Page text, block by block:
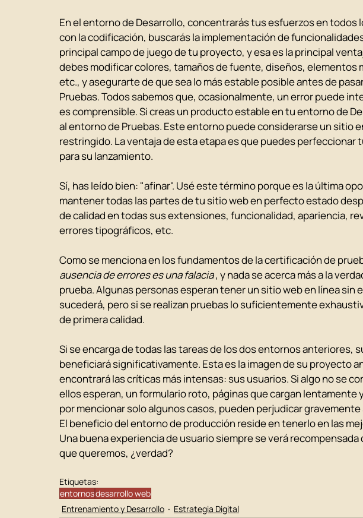
En el entorno de Desarrollo, concentrarás tus esfuerzos en todos
con la codificación, buscarás la implementación de
principal campo de juego de tu proyecto, y esa es la principal
debes modificar colores, tamaños de fuente, diseños, elementos
etc., y asegurarte de que sea lo más estable posible antes de
Pruebas. Todos sabemos que, ocasionalmente, un error puede
es comprensible. Si creas un producto estable en tu entorno de
al entorno de Pruebas. Este entorno puede considerarse un sitio
restringido. La ventaja de esta etapa es que puedes perfeccionar
para su lanzamiento.
Sí, has leído bien: "afinar". Usé este término porque es la última
mantener todas las partes de tu sitio web en perfecto estado
de calidad en todas sus extensiones, funcionalidad, apariencia,
errores tipográficos, etc.
Como se menciona en los fundamentos de la certificación de
ausencia de errores es una falacia, y nada se acerca más a la
prueba. Algunas personas esperan tener un sitio web en línea sin
sucederá, pero si se realizan pruebas lo suficientemente
de primera calidad.
Si se encarga de todas las tareas de los dos entornos anteriores,
beneficiará significativamente. Esta es la imagen de su proyecto
encontrará las críticas más intensas: sus usuarios. Si algo no se
ellos esperan, un formulario roto, páginas que cargan lentamente
por mencionar solo algunos casos, pueden perjudicar
El beneficio del entorno de producción reside en tenerlo en las
Una buena experiencia de usuario siempre se verá recompensada
que queremos, ¿verdad?
Etiquetas:
entornosdesarrollo web
Entrenamiento y Desarrollo
Estrategia Digital